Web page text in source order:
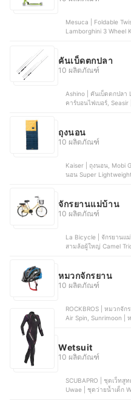
Mesuca | Foldable
Lamborghini 3 Wheel
คันเบ็ดตกปลา
10 ผลิตภัณฑ์
Ashino | คันเบ็ดตกปลา
คาร์บอนไฟเบอร์, Seasir | คัน
ถุงนอน
10 ผลิตภัณฑ์
Kaiser | ถุงนอน, Mobi
นอน Super
จักรยานแม่บ้าน
10 ผลิตภัณฑ์
La Bicycle | จักรยานแม่บ้าน Colour Of Ride 26”, Osaka | จักรยาน
สามล้อผู้ใหญ่ Camel
หมวกจักรยาน
10 ผลิตภัณฑ์
ROCKBROS | หมวกจั
Air Spin, Sunrimoon |
Wetsuit
10 ผลิตภัณฑ์
SCUBAPRO | ชุดเว็ทสูทดำน้ำ Wetsuit Definition 3 mm For Women,
Uwae | ชุดว่ายน้ำเด็ก Wetsuit | T042, FOURTH ELEMENT | Wetsuit